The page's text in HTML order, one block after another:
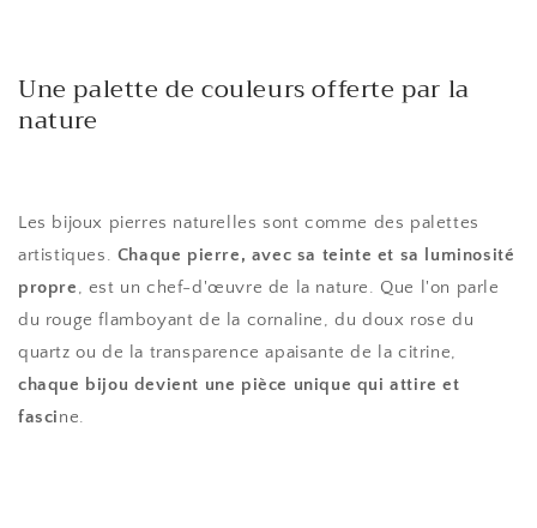
Une palette de couleurs offerte par la
nature
Les bijoux pierres naturelles sont comme des palettes
artistiques. Chaque pierre, avec sa teinte et sa luminosité
propre, est un chef-d'œuvre de la nature. Que l'on parle
du rouge flamboyant de la cornaline, du doux rose du
quartz ou de la transparence apaisante de la citrine,
chaque bijou devient une pièce unique qui attire et
fascine.